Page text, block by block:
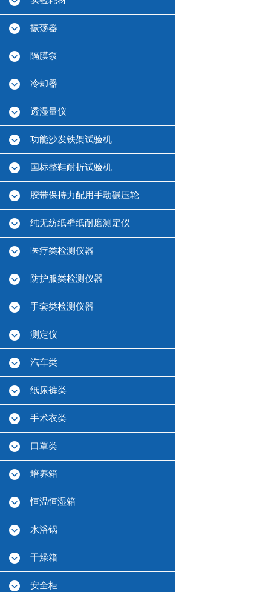
振荡器
隔膜泵
冷却器
透湿量仪
功能沙发铁架试验机
国标整鞋耐折试验机
胶带保持力配用手动碾压轮
纯无纺纸壁纸耐磨测定仪
医疗类检测仪器
防护服类检测仪器
手套类检测仪器
测定仪
汽车类
纸尿裤类
手术衣类
口罩类
培养箱
恒温恒湿箱
水浴锅
干燥箱
安全柜